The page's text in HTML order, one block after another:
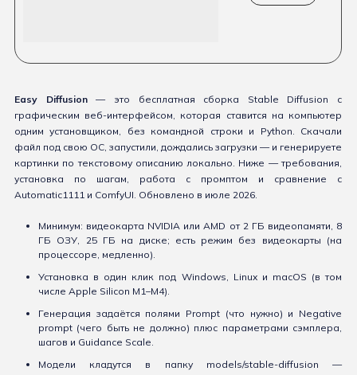
Easy Diffusion— это бесплатная сборка Stable Diffusion с
графическим веб-интерфейсом, которая ставится на компьютер
одним установщиком, без командной строки и Python. Скачали
файл под свою ОС, запустили, дождались загрузки — и генерируете
картинки по текстовому описанию локально. Ниже — требования,
установка по шагам, работа с промптом и сравнение с
Automatic1111 и ComfyUI. Обновлено в июле 2026.
Минимум: видеокарта NVIDIA или AMD от 2 ГБ видеопамяти, 8
ГБ ОЗУ, 25 ГБ на диске; есть режим без видеокарты (на
процессоре, медленно).
Установка в один клик под Windows, Linux и macOS (в том
числе Apple Silicon M1–M4).
Генерация задаётся полями Prompt (что нужно) и Negative
prompt (чего быть не должно) плюс параметрами сэмплера,
шагов и Guidance Scale.
Модели кладутся в папку models/stable-diffusion —